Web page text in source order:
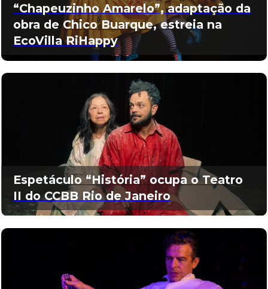
“Chapeuzinho Amarelo”, adaptação da
obra de Chico Buarque, estreia na
EcoVilla RiHappy
Espetáculo “História” ocupa o Teatro
II do CCBB Rio de Janeiro